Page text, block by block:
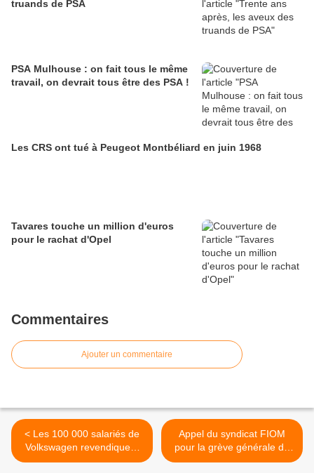
truands de PSA
PSA Mulhouse : on fait tous le même
travail, on devrait tous être des PSA !
Les CRS ont tué à Peugeot Montbéliard en juin 1968
Tavares touche un million d'euros
pour le rachat d'Opel
Commentaires
Ajouter un commentaire
< Les 100 000 salariés de
Volkswagen revendiquent
en Allemagne une
Appel du syndicat FIOM
pour la grève générale du
28 janvier : unis, on peut